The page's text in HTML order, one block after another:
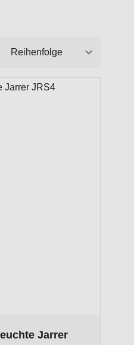
nach
Jarrer